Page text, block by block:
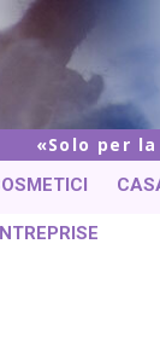
Solo per